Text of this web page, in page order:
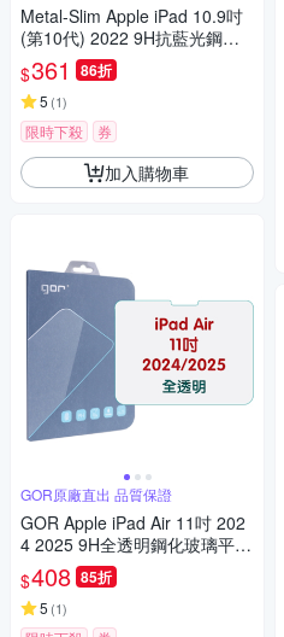
Metal-Slim Apple iPad 10.9吋
(第10代) 2022 9H抗藍光鋼化
玻璃保護貼
$361 86折
5 (1)
限時下殺 券
加入購物車
GOR原廠直出 品質保證
GOR Apple iPad Air 11吋 202
4 2025 9H全透明鋼化玻璃平板
保護貼 公司貨
$408 85折
5 (1)